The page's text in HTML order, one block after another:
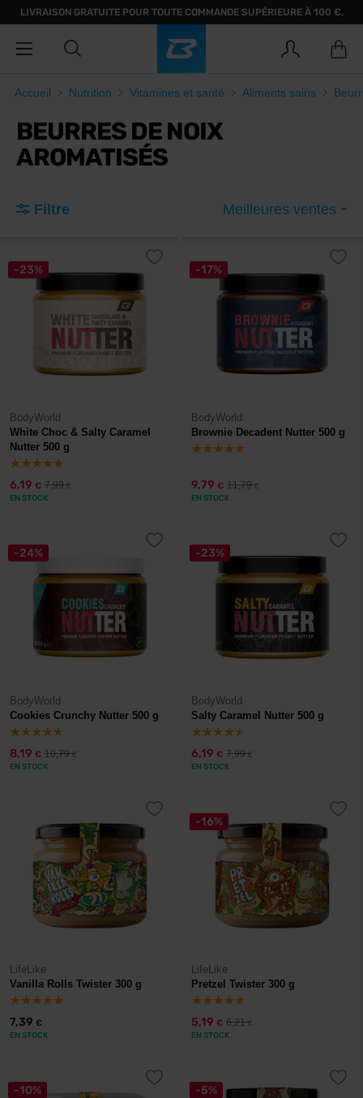
LIVRAISON GRATUITE POUR TOUTE COMMANDE SUPÉRIEURE À 100 €.
Accueil Nutrition Vitamines et santé Aliments sains
BEURRES DE NOIX
AROMATISÉS
Filtre Meilleures ventes
-23%
BodyWorld
White Choc & Salty Caramel
Nutter 500 g
6,19 € 7,99€
EN STOCK
-17%
BodyWorld
Brownie Decadent Nutter 500 g
9,79 € 11,79€
EN STOCK
-24%
BodyWorld
Cookies Crunchy Nutter 500 g
8,19 € 10,79€
EN STOCK
-23%
BodyWorld
Salty Caramel Nutter 500 g
6,19 € 7,99€
EN STOCK
LifeLike
Vanilla Rolls Twister 300 g
7,39 €
EN STOCK
-16%
LifeLike
Pretzel Twister 300 g
5,19 € 6,21€
EN STOCK
-10% -5%